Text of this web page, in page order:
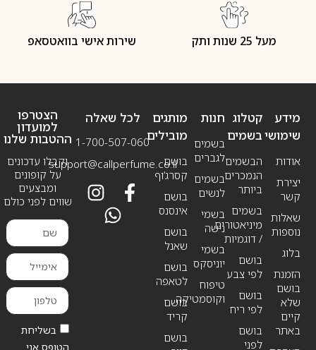
מעל 25 שנות ותק שירות אישי בוואטסאפ
מידע
שימושי
אודות
יצירת
קשר
שאלות
נוספות
בלוג
הזמנת
בושם
שלא
קיים
באתר
חנות
בשמים
לגברים
בשמים
לנשים
בשמי
נישה
בשמי
יוניסקס
טיפוח
וקוסמטיקה
קטלוג
בשמים
הבשמים
הנמכרים
ביותר
בשמים
מיניאטורים
/ דוגמיות
בושם
לפי צבע
בושם
לפי ריח
בושם
לפני
מותגים
מובילים
בושם
קסרג’וף
בושם
אינסנס
בושם
שאנל
בושם
לטאפה
בושם
קריד
בושם
לכל שאלה
1-700-507-060
support@callperfume.co.il
הצטרפו
למועדון
ההטבות שלנו
וקבלו עדכונים
על קופונים
ומבצעים
שווים לפני כולם
בשליחת
הטופס אני